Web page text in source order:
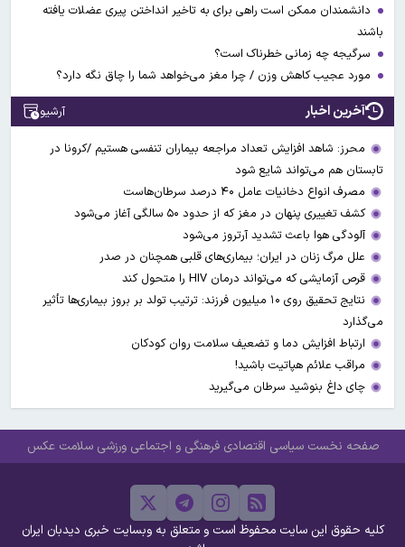
دانشمندان ممکن است راهی برای به تاخیر انداختن پیری عضلات یافته
باشند
سرگیجه چه زمانی خطرناک است؟
مورد عجیب کاهش وزن / چرا مغز می‌خواهد شما را چاق نگه دارد؟
آخرین اخبار آرشیو
محرز: شاهد افزایش تعداد مراجعه بیماران تنفسی هستیم /کرونا در
تابستان هم می‌تواند شایع شود
مصرف انواع دخانیات عامل ۴۰ درصد سرطان‌هاست
کشف تغییری پنهان در مغز که از حدود ۵۰ سالگی آغاز می‌شود
آلودگی هوا باعث تشدید آرتروز می‌شود
علل مرگ زنان در ایران؛ بیماری‌های قلبی همچنان در صدر
قرص آزمایشی که می‌تواند درمان HIV را متحول کند
نتایج تحقیق روی ۱۰ میلیون فرزند: ترتیب تولد بر بروز بیماری‌ها تأثیر
می‌گذارد
ارتباط افزایش دما و تضعیف سلامت روان کودکان
مراقب علائم هپاتیت باشید!
چای داغ بنوشید سرطان می‌گیرید
صفحه نخست سیاسی اقتصادی فرهنگی و اجتماعی ورزشی سلامت عکس
کلیه حقوق این سایت محفوظ است و متعلق به وبسایت خبری دیدبان ایران